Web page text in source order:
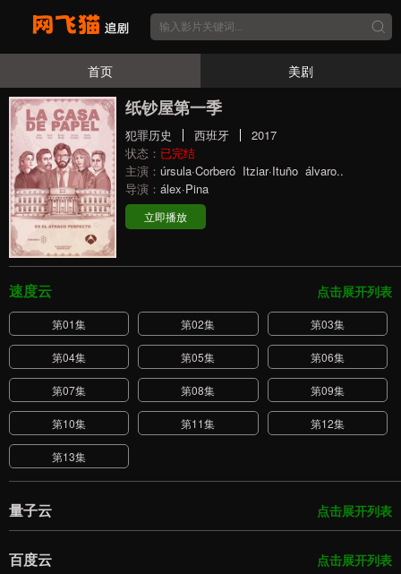
首页 美剧
纸钞屋第一季
犯罪历史 西班牙
2017
状态： 已完结
主演： úrsula·Corberó Itziar·Ituño álvaro..
导演： álex·Pina
立即播放
点击展开列表
速度云
第01集 第02集 第03集
第04集 第05集 第06集
第07集 第08集 第09集
第10集 第11集 第12集
第13集
点击展开列表
量子云
点击展开列表
百度云